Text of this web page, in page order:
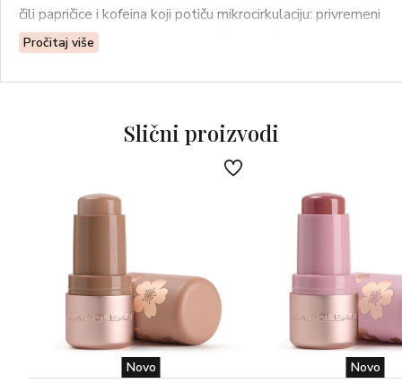
čili papričice i kofeina koji potiču mikrocirkulaciju: privremeni
osjećaj peckanja prati jasno povećanje volumena usana u
nekoliko minuta nakon nanošenja. Poseban «Fluffy»
aplikator, zahvaljujući velikoj površini i mekim i fleksibilnim
količinu proizvoda.
Pročitaj više
Slični proizvodi
Novo Novo